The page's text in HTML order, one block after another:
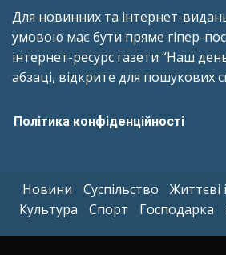
Для новинних та інтернет-
умовою має бути пряме гіпер-
інтернет-ресурс газети “Наш
абзаці, відкрите для пошукових
Політика конфіденційності
Новини Суспільство Життєві
Культура
Спорт Господарка